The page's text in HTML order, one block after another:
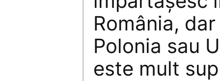
România,
Polonia sau
este mult